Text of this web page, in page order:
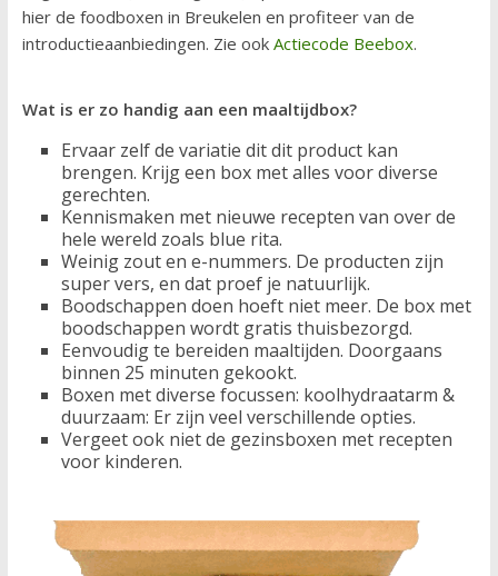
hier de foodboxen in Breukelen en profiteer van de
introductieaanbiedingen. Zie ook Actiecode Beebox.
Wat is er zo handig aan een maaltijdbox?
Ervaar zelf de variatie dit dit product kan
brengen. Krijg een box met alles voor diverse
gerechten.
Kennismaken met nieuwe recepten van over de
hele wereld zoals blue rita.
Weinig zout en e-nummers. De producten zijn
super vers, en dat proef je natuurlijk.
Boodschappen doen hoeft niet meer. De box met
boodschappen wordt gratis thuisbezorgd.
Eenvoudig te bereiden maaltijden. Doorgaans
binnen 25 minuten gekookt.
Boxen met diverse focussen: koolhydraatarm &
duurzaam: Er zijn veel verschillende opties.
Vergeet ook niet de gezinsboxen met recepten
voor kinderen.